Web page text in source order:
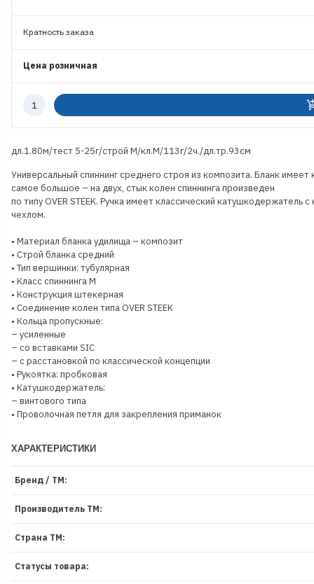
Кратность заказа
Цена розничная
Количество
дл.1.80м/тест 5-25г/строй M/кл.M/113г/2ч./дл.тр.93см
Универсальный спиннинг среднего строя из композита. Бланк
самое большое – на двух, стык колен спиннинга произведен
по типу OVER STEEK. Ручка имеет классический
чехлом.
• Материал бланка удилища – композит
• Строй бланка средний
• Тип вершинки: тубулярная
• Класс спиннинга M
• Конструкция штекерная
• Соединение колен типа OVER STEEK
• Кольца пропускные:
– усиленные
– со вставками SIC
– с расстановкой по классической концепции
• Рукоятка: пробковая
• Катушкодержатель:
– винтового типа
• Проволочная петля для закрепления приманок
ХАРАКТЕРИСТИКИ
Бренд / ТМ:
Производитель ТМ:
Страна ТМ:
Статусы товара: